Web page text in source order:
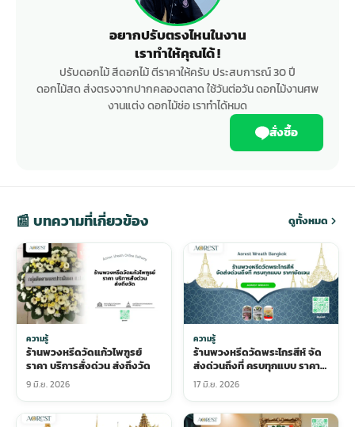
อยากปรับตรงไหนในงาน
เราทำให้คุณได้ !
ปรับดอกไม้ สีดอกไม้ ตีราคาให้ครับ ประสบการณ์ 30 ปี
ดอกไม้สด ส่งตรงจากปากคลองตลาด ใช้วันต่อวัน ดอกไม้งานศพ
งานแต่ง ดอกไม้ช่อ เราทำได้หมด
สั่งซื้อ
📰 บทความที่เกี่ยวข้อง ดูทั้งหมด
ความรู้
ร้านพวงหรีดวัดแก้วไพฑูรย์
ราคา บริการสั่งด่วน ส่งถึงวัด
9 มิ.ย. 2026
ความรู้
ร้านพวงหรีดวัดพระไกรสีห์ จัด
ส่งด่วนถึงที่ ครบทุกแบบ ราคา
ชัดเจน
17 มิ.ย. 2026